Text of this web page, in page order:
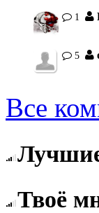
1
5
Все
Твоё